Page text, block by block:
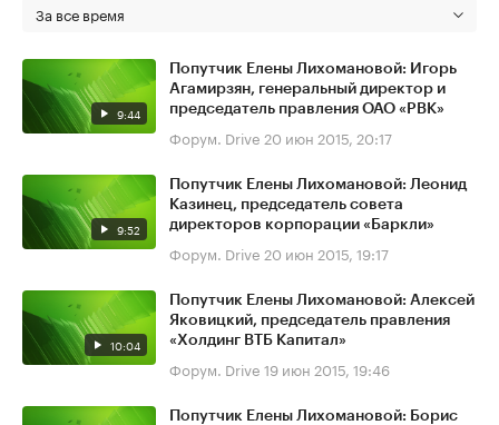
За все время
9:44
Попутчик Елены Лихомановой: Игорь
Агамирзян, генеральный директор и
председатель правления ОАО «РВК»
Форум. Drive 20 июн 2015, 20:17
9:52
Попутчик Елены Лихомановой: Леонид
Казинец, председатель совета
директоров корпорации «Баркли»
Форум. Drive 20 июн 2015, 19:17
10:04
Попутчик Елены Лихомановой: Алексей
Яковицкий, председатель правления
«Холдинг ВТБ Капитал»
Форум. Drive 19 июн 2015, 19:46
Попутчик Елены Лихомановой: Борис